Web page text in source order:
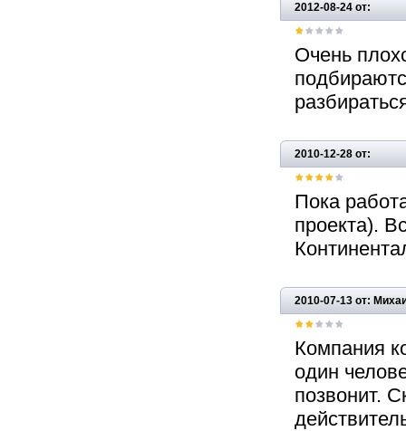
2012-08-24 от:
Очень
2010-12-28 от:
Пока
проекта).
2010-07-13 от:
Компания
один
позвонит.